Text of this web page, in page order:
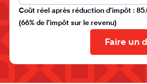
Coût réel après réduction d'impôt :
(66% de l'impôt sur le revenu)
Faire un